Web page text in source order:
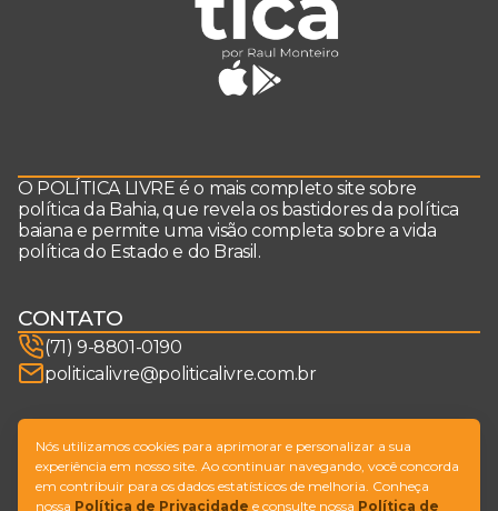
O POLÍTICA LIVRE é o mais completo site sobre
política da Bahia, que revela os bastidores da política
baiana e permite uma visão completa sobre a vida
política do Estado e do Brasil.
CONTATO
(71) 9-8801-0190
politicalivre@politicalivre.com.br
SIGA-NOS
Nós utilizamos cookies para aprimorar e personalizar a sua
experiência em nosso site. Ao continuar navegando, você concorda
em contribuir para os dados estatísticos de melhoria. Conheça
nossa Política de Privacidade e consulte nossa Política de